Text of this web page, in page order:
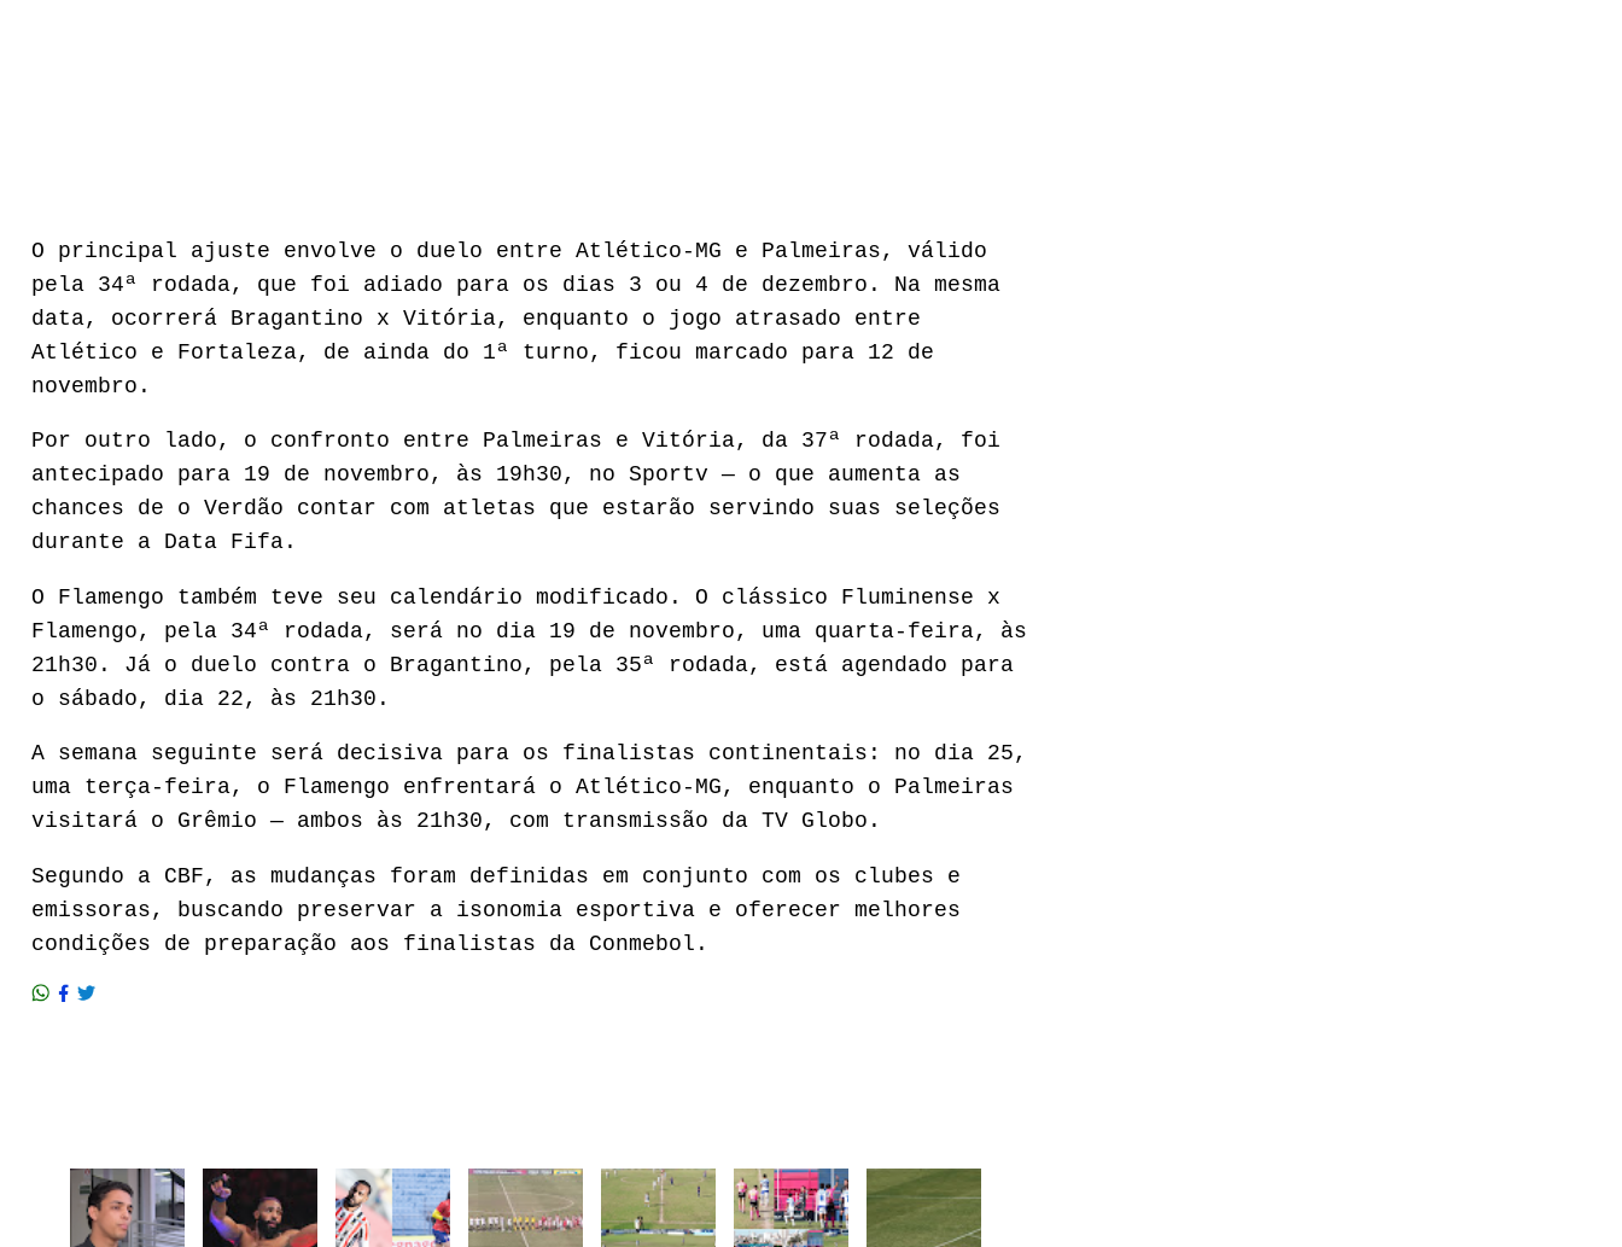
O principal ajuste envolve o duelo entre Atlético-MG e Palmeiras, válido
pela 34ª rodada, que foi adiado para os dias 3 ou 4 de dezembro. Na mesma
data, ocorrerá Bragantino x Vitória, enquanto o jogo atrasado entre
Atlético e Fortaleza, de ainda do 1ª turno, ficou marcado para 12 de
novembro.
Por outro lado, o confronto entre Palmeiras e Vitória, da 37ª rodada, foi
antecipado para 19 de novembro, às 19h30, no Sportv — o que aumenta as
chances de o Verdão contar com atletas que estarão servindo suas seleções
durante a Data Fifa.
O Flamengo também teve seu calendário modificado. O clássico Fluminense x
Flamengo, pela 34ª rodada, será no dia 19 de novembro, uma quarta-feira, às
21h30. Já o duelo contra o Bragantino, pela 35ª rodada, está agendado para
o sábado, dia 22, às 21h30.
A semana seguinte será decisiva para os finalistas continentais: no dia 25,
uma terça-feira, o Flamengo enfrentará o Atlético-MG, enquanto o Palmeiras
visitará o Grêmio — ambos às 21h30, com transmissão da TV Globo.
Segundo a CBF, as mudanças foram definidas em conjunto com os clubes e
emissoras, buscando preservar a isonomia esportiva e oferecer melhores
condições de preparação aos finalistas da Conmebol.